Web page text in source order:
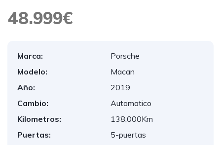
48.999€
Marca:
Porsche
Modelo:
Macan
Año:
2019
Cambio:
Automatico
Kilometros:
138,000Km
Puertas:
5-puertas